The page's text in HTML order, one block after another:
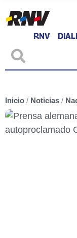
RNV
Inicio / Noticias /